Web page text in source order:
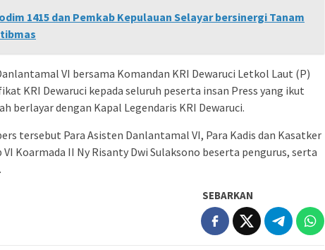
1415 dan Pemkab Kepulauan Selayar bersinergi Tanam
VI bersama Komandan KRI Dewaruci Letkol Laut (P)
KRI Dewaruci kepada seluruh peserta insan Press yang ikut
berlayar dengan Kapal Legendaris KRI Dewaruci.
tersebut Para Asisten Danlantamal VI, Para Kadis dan Kasatker
Koarmada II Ny Risanty Dwi Sulaksono beserta pengurus, serta
SEBARKAN